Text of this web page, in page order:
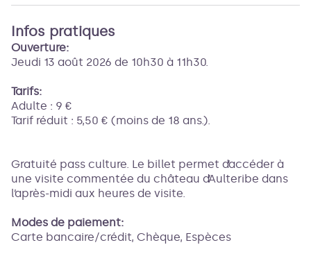
Infos pratiques
Ouverture:
Jeudi 13 août 2026 de 10h30 à 11h30.
Tarifs:
Adulte : 9 €
Tarif réduit : 5,50 € (moins de 18 ans.).
Gratuité pass culture. Le billet permet d’accéder à
une visite commentée du château d’Aulteribe dans
l’après-midi aux heures de visite.
Modes de paiement:
Carte bancaire/crédit, Chèque, Espèces